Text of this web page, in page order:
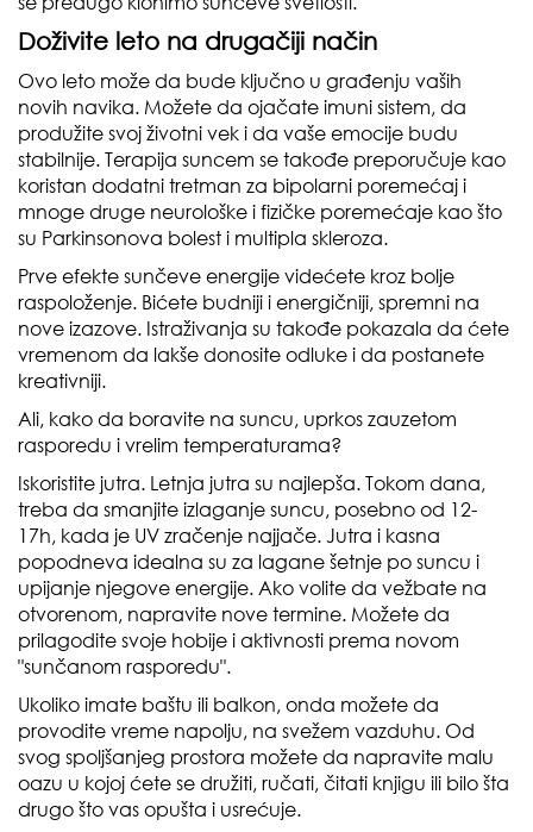
Doživite leto na drugačiji način
Ovo leto može da bude ključno u građenju vaših
novih navika. Možete da ojačate imuni sistem, da
produžite svoj životni vek i da vaše emocije budu
stabilnije. Terapija suncem se takođe preporučuje kao
koristan dodatni tretman za bipolarni poremećaj i
mnoge druge neurološke i fizičke poremećaje kao što
su Parkinsonova bolest i multipla skleroza.
Prve efekte sunčeve energije videćete kroz bolje
raspoloženje. Bićete budniji i energičniji, spremni na
nove izazove. Istraživanja su takođe pokazala da ćete
vremenom da lakše donosite odluke i da postanete
kreativniji.
Ali, kako da boravite na suncu, uprkos zauzetom
rasporedu i vrelim temperaturama?
Iskoristite jutra. Letnja jutra su najlepša. Tokom dana,
treba da smanjite izlaganje suncu, posebno od 12-
17h, kada je UV zračenje najjače. Jutra i kasna
popodneva idealna su za lagane šetnje po suncu i
upijanje njegove energije. Ako volite da vežbate na
otvorenom, napravite nove termine. Možete da
prilagodite svoje hobije i aktivnosti prema novom
"sunčanom rasporedu".
Ukoliko imate baštu ili balkon, onda možete da
provodite vreme napolju, na svežem vazduhu. Od
svog spoljšanjeg prostora možete da napravite malu
oazu u kojoj ćete se družiti, ručati, čitati knjigu ili bilo šta
drugo što vas opušta i usrećuje.